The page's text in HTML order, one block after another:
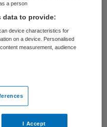
als hoogleraar
Academisering van
gaat Annema
en
tussen arbozorg,
a person
data to provide:
device characteristics for
on a device. Personalised
measurement, audience
I Accept